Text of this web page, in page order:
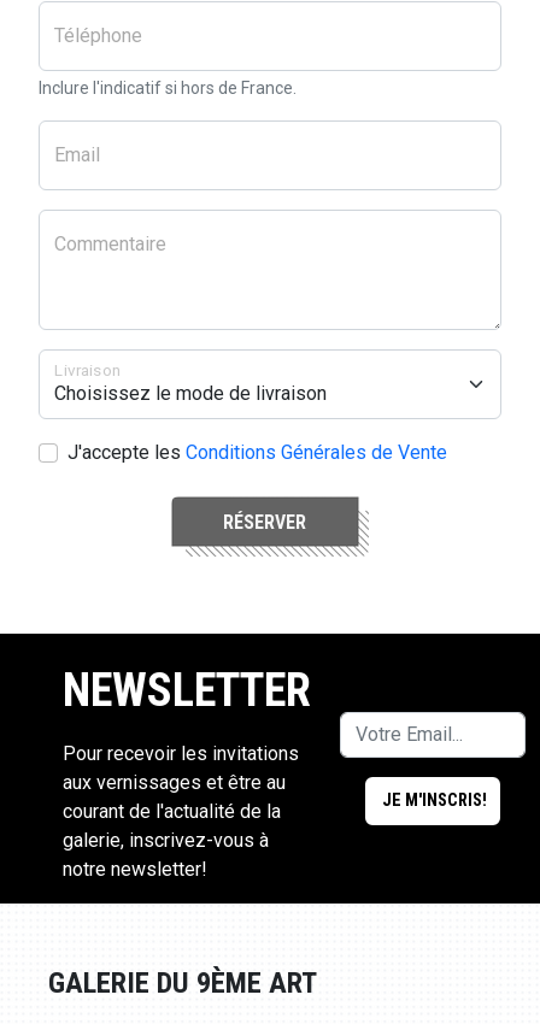
Téléphone
Inclure l'indicatif si hors de France.
Email
Commentaire
Livraison
J'accepte les Conditions Générales de Vente
RÉSERVER
NEWSLETTER
Pour recevoir les invitations
aux vernissages et être au
courant de l'actualité de la
galerie, inscrivez-vous à
notre newsletter!
GALERIE DU 9ÈME ART